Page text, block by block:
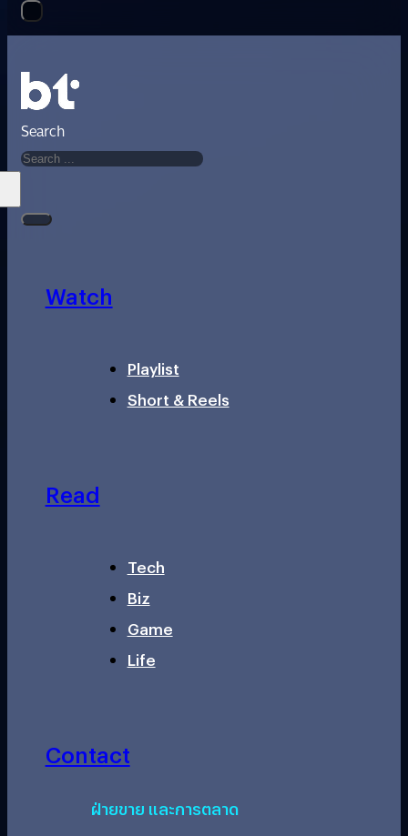
Search
Watch
Playlist
Short & Reels
Read
Tech
Biz
Game
Life
Contact
ฝ่ายขาย และการตลาด